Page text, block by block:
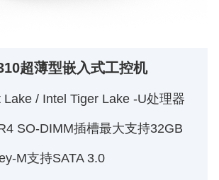
超薄型嵌入式工控机
Lake / Intel Tiger Lake -U处理器
SO-DIMM插槽最大支持32GB
M支持SATA 3.0